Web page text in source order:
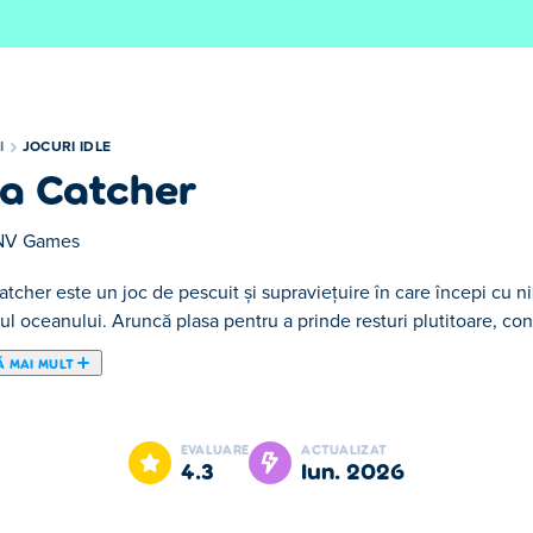
JOCURI IDLE
Catcher
Games
este un joc de pescuit și supraviețuire în care începi cu
oceanului. Aruncă plasa pentru a prinde resturi plutitoare,
MAI MULT
în care începi cu nimic altceva decât o scândură și o
bucată. Cu cât pluta ta este mai mare, cu atât poți prinde mai
mica ta scândură în larg!
EVALUARE
4.3
ACTUALIZAT
iun. 2026